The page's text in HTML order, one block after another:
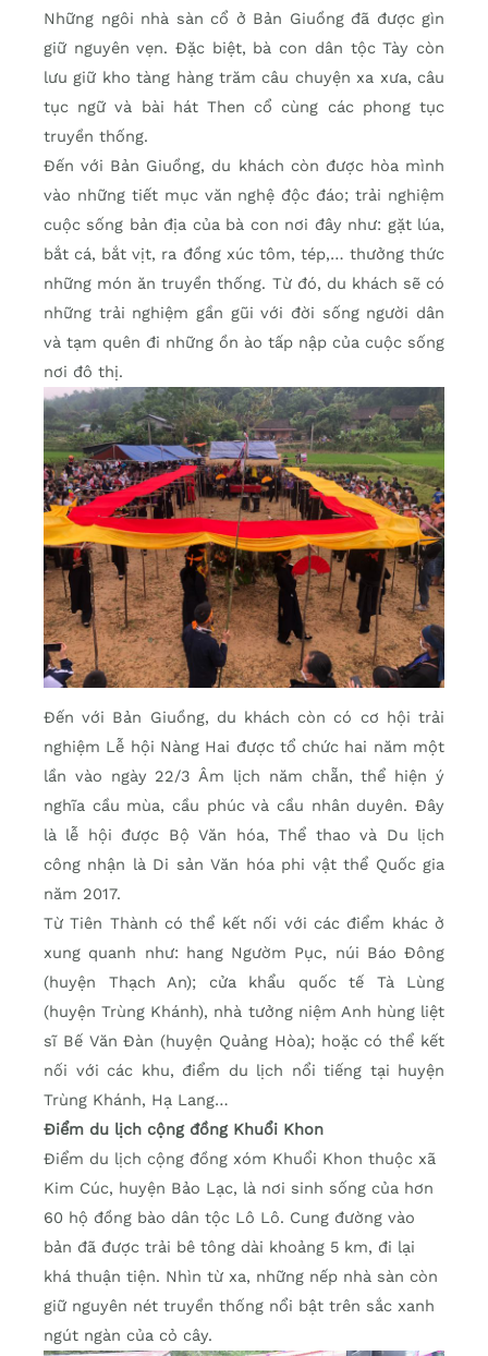
Những ngôi nhà sàn cổ ở Bản Giuồng đã được gìn
giữ nguyên vẹn. Đặc biệt, bà con dân tộc Tày còn
lưu giữ kho tàng hàng trăm câu chuyện xa xưa, câu
tục ngữ và bài hát Then cổ cùng các phong tục
truyền thống.
Đến với Bản Giuồng, du khách còn được hòa mình
vào những tiết mục văn nghệ độc đáo; trải nghiệm
cuộc sống bản địa của bà con nơi đây như: gặt lúa,
bắt cá, bắt vịt, ra đồng xúc tôm, tép,… thưởng thức
những món ăn truyền thống. Từ đó, du khách sẽ có
những trải nghiệm gần gũi với đời sống người dân
và tạm quên đi những ồn ào tấp nập của cuộc sống
nơi đô thị.
Đến với Bản Giuồng, du khách còn có cơ hội trải
nghiệm Lễ hội Nàng Hai được tổ chức hai năm một
lần vào ngày 22/3 Âm lịch năm chẵn, thể hiện ý
nghĩa cầu mùa, cầu phúc và cầu nhân duyên. Đây
là lễ hội được Bộ Văn hóa, Thể thao và Du lịch
công nhận là Di sản Văn hóa phi vật thể Quốc gia
năm 2017.
Từ Tiên Thành có thể kết nối với các điểm khác ở
xung quanh như: hang Ngườm Pục, núi Báo Đông
(huyện Thạch An); cửa khẩu quốc tế Tà Lùng
(huyện Trùng Khánh), nhà tưởng niệm Anh hùng liệt
sĩ Bế Văn Đàn (huyện Quảng Hòa); hoặc có thể kết
nối với các khu, điểm du lịch nổi tiếng tại huyện
Trùng Khánh, Hạ Lang…
Điểm du lịch cộng đồng Khuổi Khon
Điểm du lịch cộng đồng xóm Khuổi Khon thuộc xã
Kim Cúc, huyện Bảo Lạc, là nơi sinh sống của hơn
60 hộ đồng bào dân tộc Lô Lô. Cung đường vào
bản đã được trải bê tông dài khoảng 5 km, đi lại
khá thuận tiện. Nhìn từ xa, những nếp nhà sàn còn
giữ nguyên nét truyền thống nổi bật trên sắc xanh
ngút ngàn của cỏ cây.